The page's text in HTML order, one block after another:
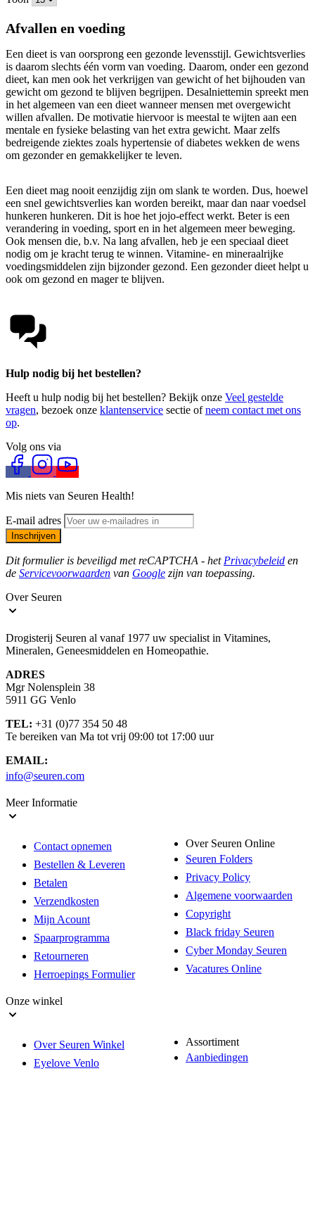
Afvallen en voeding
Een dieet is van oorsprong een gezonde levensstijl. Gewichtsverlies
is daarom slechts één vorm van voeding. Daarom, onder een gezond
dieet, kan men ook het verkrijgen van gewicht of het bijhouden van
gewicht om gezond te blijven begrijpen. Desalniettemin spreekt men
in het algemeen van een dieet wanneer mensen met overgewicht
willen afvallen. De motivatie hiervoor is meestal te wijten aan een
mentale en fysieke belasting van het extra gewicht. Maar zelfs
bedreigende ziektes zoals hypertensie of diabetes wekken de wens
om gezonder en gemakkelijker te leven.
Een dieet mag nooit eenzijdig zijn om slank te worden. Dus, hoewel
een snel gewichtsverlies kan worden bereikt, maar dan naar voedsel
hunkeren hunkeren. Dit is hoe het jojo-effect werkt. Beter is een
verandering in voeding, sport en in het algemeen meer beweging.
Ook mensen die, b.v. Na lang afvallen, heb je een speciaal dieet
nodig om je kracht terug te winnen. Vitamine- en mineraalrijke
voedingsmiddelen zijn bijzonder gezond. Een gezonder dieet helpt u
ook om gezond en mager te blijven.
Hulp nodig bij het bestellen?
Heeft u hulp nodig bij het bestellen? Bekijk onze Veel gestelde
vragen, bezoek onze klantenservice sectie ofneem contact met ons
op.
Volg ons via
Mis niets van Seuren Health!
E-mail adres
Inschrijven
Dit formulier is beveiligd met reCAPTCHA - het Privacybeleid en
de Servicevoorwaarden van Google zijn van toepassing.
Over Seuren
Drogisterij Seuren al vanaf 1977 uw specialist in Vitamines,
Mineralen, Geneesmiddelen en Homeopathie.
ADRES
Mgr Nolensplein 38
5911 GG Venlo
TEL: +31 (0)77 354 50 48
Te bereiken van Ma tot vrij 09:00 tot 17:00 uur
EMAIL:
info@seuren.com
Meer Informatie
Contact opnemen
Bestellen & Leveren
Betalen
Verzendkosten
Mijn Acount
Spaarprogramma
Retourneren
Herroepings Formulier
Over Seuren Online
Seuren Folders
Privacy Policy
Algemene voorwaarden
Copyright
Black friday Seuren
Cyber Monday Seuren
Vacatures Online
Onze winkel
Over Seuren Winkel
Eyelove Venlo
Assortiment
Aanbiedingen